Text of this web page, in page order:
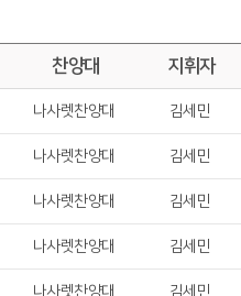
찬양대 지휘자
나사렛찬양대 김세민
나사렛찬양대 김세민
나사렛찬양대 김세민
나사렛찬양대 김세민
나사렛찬양대 김세민